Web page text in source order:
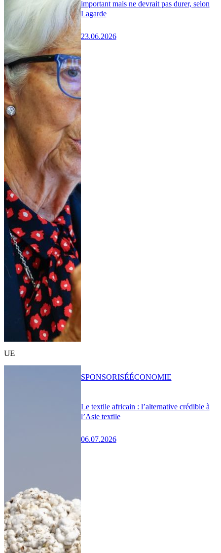
important mais ne devrait pas durer, selon
Lagarde
23.06.2026
UE
Le textile africain : l’alternative crédible à
l’Asie textile
06.07.2026
SPONSORISÉÉCONOMIE